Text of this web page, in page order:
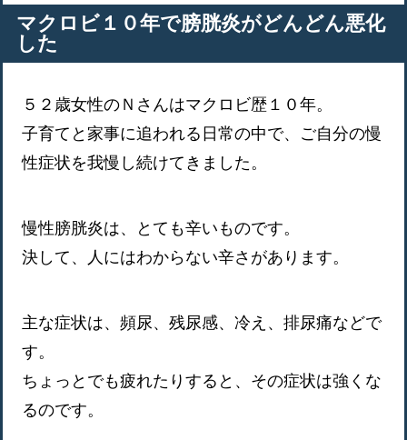
マクロビ１０年で膀胱炎がどんどん悪化
した
５２歳女性のＮさんはマクロビ歴１０年。
子育てと家事に追われる日常の中で、ご自分の慢
性症状を我慢し続けてきました。
慢性膀胱炎は、とても辛いものです。
決して、人にはわからない辛さがあります。
主な症状は、頻尿、残尿感、冷え、排尿痛などで
す。
ちょっとでも疲れたりすると、その症状は強くな
るのです。